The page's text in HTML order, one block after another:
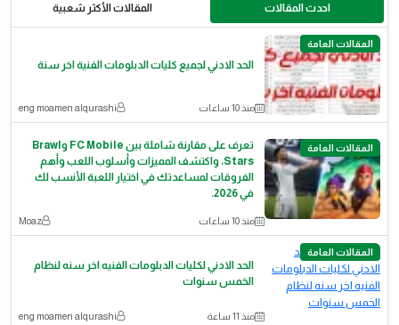
احدث المقالات المقالات الأكثر شعبية
المقالات العامة
الحد الادني لجميع كليات الدبلومات الفنية اخر سنة
منذ 10 ساعات eng moamen alqurashi
المقالات العامة
تعرف على مقارنة شاملة بين FC Mobile وBrawl
Stars، واكتشف المميزات وأسلوب اللعب وأهم
الفروقات لمساعدتك في اختيار اللعبة الأنسب لك
في 2026.
منذ 10 ساعات Moaz
المقالات العامة
الحد الادني لكليات الدبلومات الفنيه اخر سنه لنظام
الخمس سنوات
منذ 11 ساعة eng moamen alqurashi